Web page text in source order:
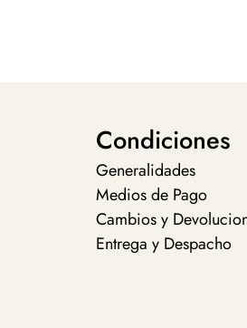
Condiciones
Generalidades
Medios de Pago
Cambios y
Entrega y Despacho